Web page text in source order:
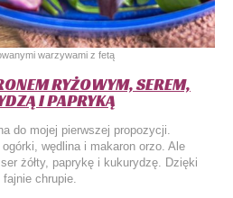
warzywami z fetą
RYŻOWYM, SEREM,
I PAPRYKĄ
do mojej pierwszej propozycji.
wędlina i makaron orzo. Ale
żółty, paprykę i kukurydzę. Dzięki
chrupie.